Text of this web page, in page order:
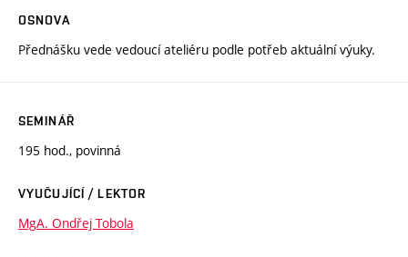
OSNOVA
Přednášku vede vedoucí ateliéru podle potřeb aktuální výuky.
SEMINÁŘ
195 hod., povinná
VYUČUJÍCÍ / LEKTOR
MgA. Ondřej Tobola